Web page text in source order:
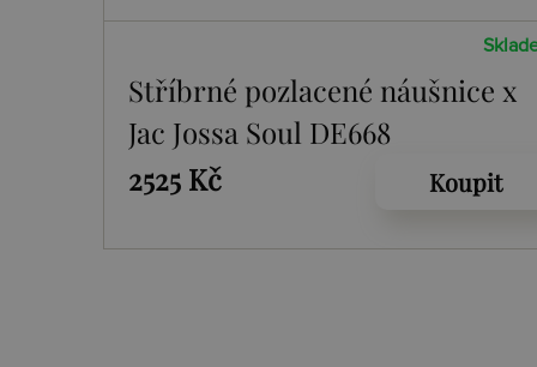
Stříbrné pozlacené náušnice x
Jac Jossa Soul DE668
2525 Kč
Koupit